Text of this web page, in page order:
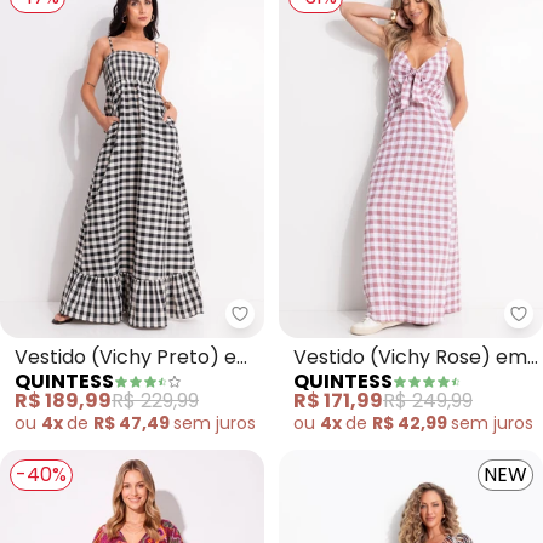
Quintess - Vestido (Vichy
Vestido (Vichy Preto) em
Tecido Plano
QUINTESS
R$ 189,99R$ 229,99
ou 4xde R$ 47,49sem juros
Vestido (Vichy Rose) em
Tecido Plano Xadrez
Efeito
QUINTESS
R$ 171,99R$ 249,99
ou 4xde R$ 42,99sem juros
-40% NEW